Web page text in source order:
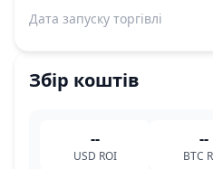
Дата запуску торгівлі
Збір коштів
--
USD ROI
--
BTC